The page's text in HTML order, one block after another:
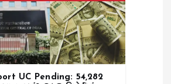
UC Pending: ₹54,282